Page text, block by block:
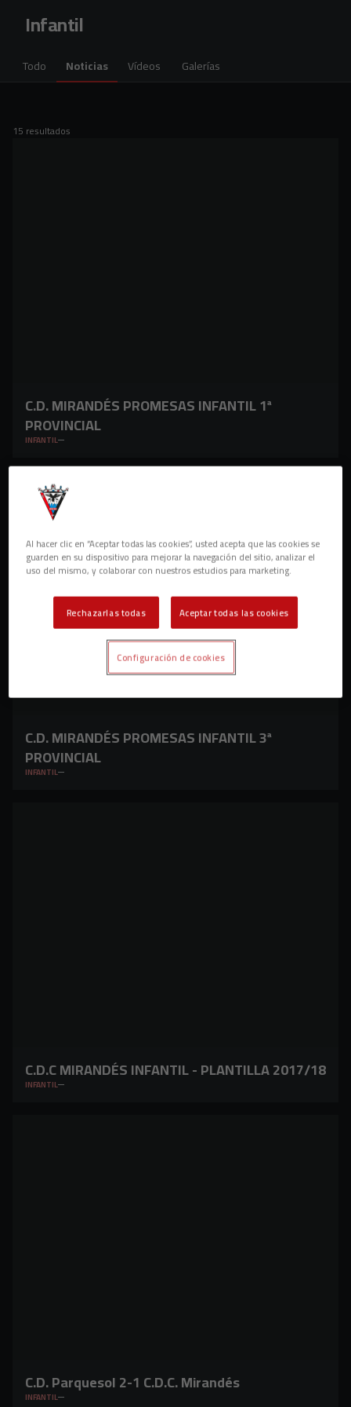
Infantil
Todo Noticias Vídeos Galerías
15 resultados
C.D. MIRANDÉS PROMESAS INFANTIL 1ª
PROVINCIAL
INFANTIL
C.D. MIRANDÉS PROMESAS INFANTIL 3ª
PROVINCIAL
INFANTIL
C.D.C MIRANDÉS INFANTIL - PLANTILLA 2017/18
INFANTIL
C.D. Parquesol 2-1 C.D.C. Mirandés
INFANTIL
Al hacer clic en “Aceptar todas las cookies”, usted acepta que las cookies se
guarden en su dispositivo para mejorar la navegación del sitio, analizar el
uso del mismo, y colaborar con nuestros estudios para marketing.
Rechazarlas todas Aceptar todas las cookies
Configuración de cookies